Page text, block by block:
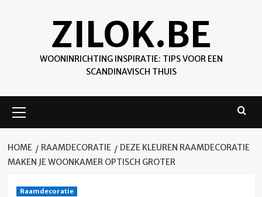
ZILOK.BE
WOONINRICHTING INSPIRATIE: TIPS VOOR EEN
SCANDINAVISCH THUIS
Menu
HOME RAAMDECORATIE
DEZE KLEUREN RAAMDECORATIE
MAKEN JE WOONKAMER OPTISCH GROTER
Raamdecoratie